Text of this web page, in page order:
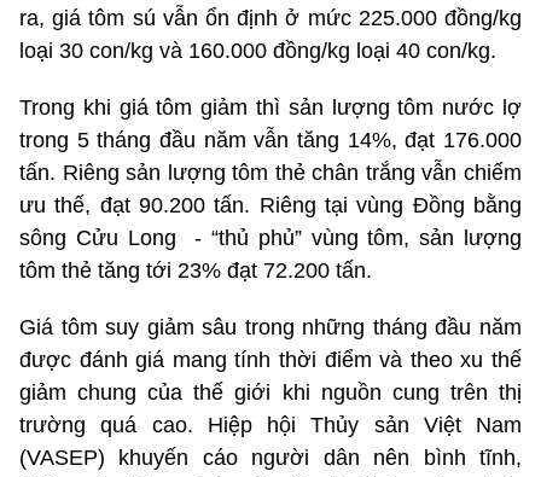
ra, giá tôm sú vẫn ổn định ở mức 225.000 đồng/kg
loại 30 con/kg và 160.000 đồng/kg loại 40 con/kg.
Trong khi giá tôm giảm thì sản lượng tôm nước lợ
trong 5 tháng đầu năm vẫn tăng 14%, đạt 176.000
tấn. Riêng sản lượng tôm thẻ chân trắng vẫn chiếm
ưu thế, đạt 90.200 tấn. Riêng tại vùng Đồng bằng
sông Cửu Long - “thủ phủ” vùng tôm, sản lượng
tôm thẻ tăng tới 23% đạt 72.200 tấn.
Giá tôm suy giảm sâu trong những tháng đầu năm
được đánh giá mang tính thời điểm và theo xu thế
giảm chung của thế giới khi nguồn cung trên thị
trường quá cao. Hiệp hội Thủy sản Việt Nam
(VASEP) khuyến cáo người dân nên bình tĩnh,